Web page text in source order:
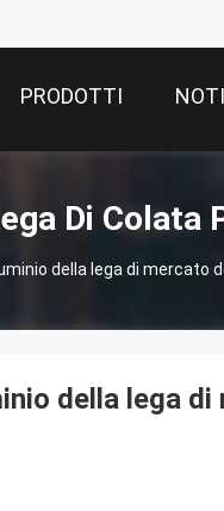
PRODOTTI
Di Colata
della lega di mercato
della lega